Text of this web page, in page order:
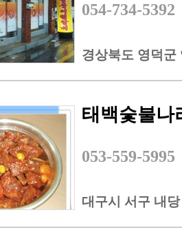
054-734-5392
경상북도 영덕군
태백숯불나
053-559-5995
대구시 서구 내